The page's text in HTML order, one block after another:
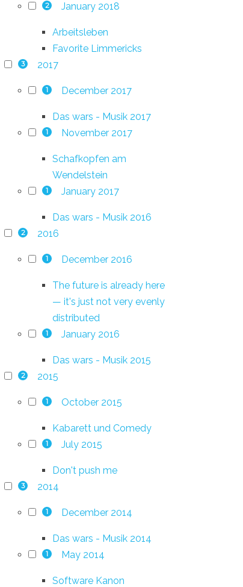
2 January 2018
Arbeitsleben
Favorite Limmericks
3 2017
1 December 2017
Das wars - Musik 2017
1 November 2017
Schafkopfen am
Wendelstein
1 January 2017
Das wars - Musik 2016
2 2016
1 December 2016
The future is already here
— it's just not very evenly
distributed
1 January 2016
Das wars - Musik 2015
2 2015
1 October 2015
Kabarett und Comedy
1 July 2015
Don't push me
3 2014
1 December 2014
Das wars - Musik 2014
1 May 2014
Software Kanon